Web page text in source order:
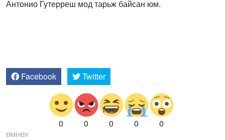
Антонио Гутерреш мод тарьж байсан юм.
Facebook Twitter
0 0 0 0 0
ӨМНӨХ